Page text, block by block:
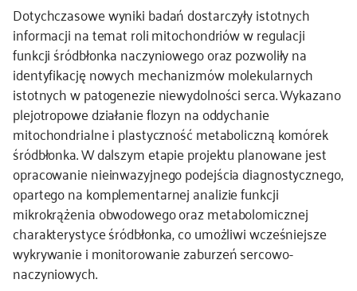
Dotychczasowe wyniki badań dostarczyły istotnych
informacji na temat roli mitochondriów w regulacji
funkcji śródbłonka naczyniowego oraz pozwoliły na
identyfikację nowych mechanizmów molekularnych
istotnych w patogenezie niewydolności serca. Wykazano
plejotropowe działanie flozyn na oddychanie
mitochondrialne i plastyczność metaboliczną komórek
śródbłonka. W dalszym etapie projektu planowane jest
opracowanie nieinwazyjnego podejścia diagnostycznego,
opartego na komplementarnej analizie funkcji
mikrokrążenia obwodowego oraz metabolomicznej
charakterystyce śródbłonka, co umożliwi wcześniejsze
wykrywanie i monitorowanie zaburzeń sercowo-
naczyniowych.